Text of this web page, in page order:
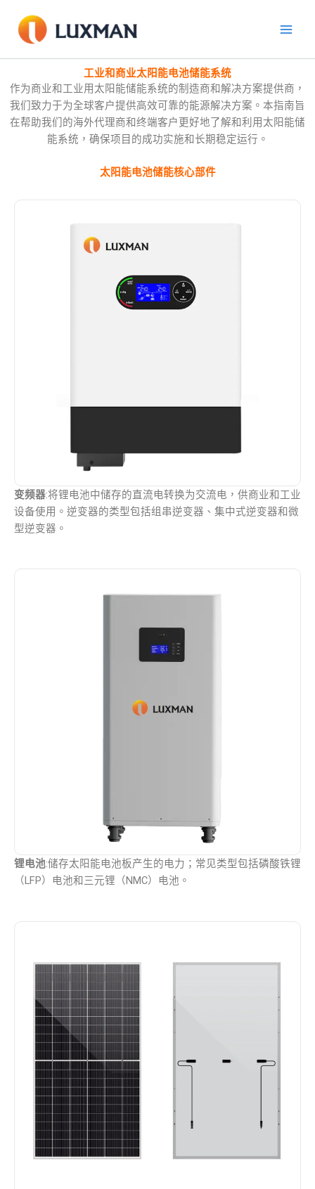
容
工业和商业太阳能电池储能系统
作为商业和工业用太阳能储能系统的制造商和解决方案提供商，
我们致力于为全球客户提供高效可靠的能源解决方案。本指南旨
在帮助我们的海外代理商和终端客户更好地了解和利用太阳能储
能系统，确保项目的成功实施和长期稳定运行。
太阳能电池储能核心部件
变频器:将锂电池中储存的直流电转换为交流电，供商业和工业
设备使用。逆变器的类型包括组串逆变器、集中式逆变器和微
型逆变器。
锂电池:储存太阳能电池板产生的电力；常见类型包括磷酸铁锂
（LFP）电池和三元锂（NMC）电池。